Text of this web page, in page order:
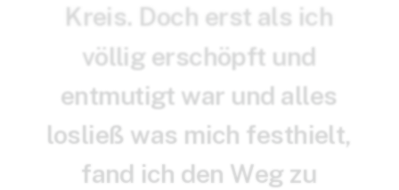
Kreis. Doch erst als ich
völlig erschöpft und
entmutigt war und alles
losließ was mich festhielt,
fand ich den Weg zu